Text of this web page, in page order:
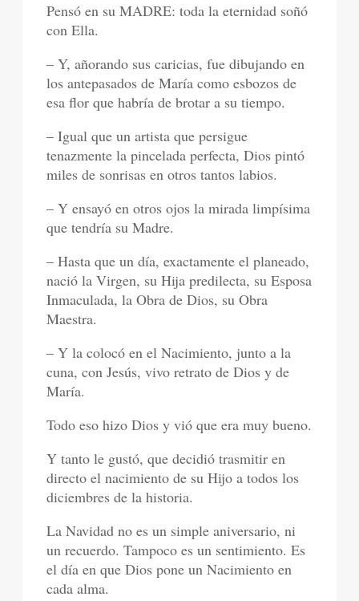
Pensó en su MADRE: toda la eternidad soñó
con Ella.
– Y, añorando sus caricias, fue dibujando en
los antepasados de María como esbozos de
esa flor que habría de brotar a su tiempo.
– Igual que un artista que persigue
tenazmente la pincelada perfecta, Dios pintó
miles de sonrisas en otros tantos labios.
– Y ensayó en otros ojos la mirada limpísima
que tendría su Madre.
– Hasta que un día, exactamente el planeado,
nació la Virgen, su Hija predilecta, su Esposa
Inmaculada, la Obra de Dios, su Obra
Maestra.
– Y la colocó en el Nacimiento, junto a la
cuna, con Jesús, vivo retrato de Dios y de
María.
Todo eso hizo Dios y vió que era muy bueno.
Y tanto le gustó, que decidió trasmitir en
directo el nacimiento de su Hijo a todos los
diciembres de la historia.
La Navidad no es un simple aniversario, ni
un recuerdo. Tampoco es un sentimiento. Es
el día en que Dios pone un Nacimiento en
cada alma.